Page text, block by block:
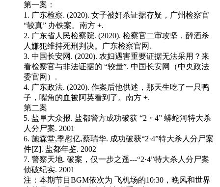
第一案：
1. 广东检察. (2020). 女子被奸杀证据存疑，广州检察官
“较真” 办铁案。南方 +.
2. 广东省人民检察院. (2020). 检察官二审攻坚，醉酒杀
人嫌犯维持死刑判决。广东检察官网.
3. 中国长安网. (2020). 农妇遇害重要证据无法采用？来
看检察官与非法证据的 “较量”. 中国长安网（中央政法
委官网）.
4. 广东政法. (2020). 作案后他供述，那天生吃了一只鸭
子，嘴角的血被阿英看到了。南方 +.
第二案
5. 盐阜大众报. 盐都警方成功破获 “2・4” 蟒蛇河特大杀
人分尸案. 2001
6. 施森堂,季慰亿,蔡瑞华. 成功破获“2·4”特大杀人分尸案
件[Z]. 盐都年鉴. 2002
7. 警察天地. 破案，仅一步之遥---“2·4”特大杀人分尸案
侦破纪实. 2001
注：本期节目BGM依次为 飞机场的10:30，晚风和世界